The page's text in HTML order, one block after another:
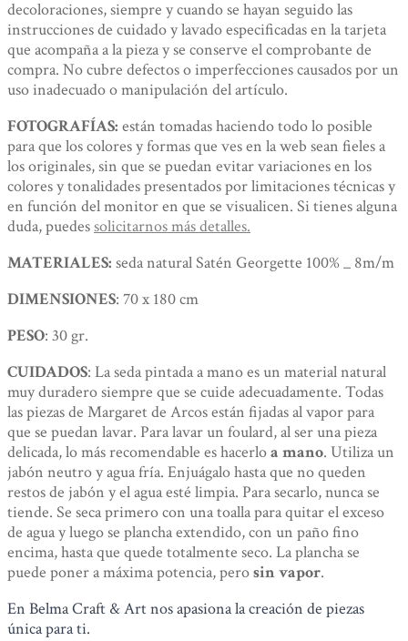
decoloraciones, siempre y cuando se hayan seguido las
instrucciones de cuidado y lavado especificadas en la tarjeta
que acompaña a la pieza y se conserve el comprobante de
compra. No cubre defectos o imperfecciones causados por un
uso inadecuado o manipulación del artículo.
FOTOGRAFÍAS: están tomadas haciendo todo lo posible
para que los colores y formas que ves en la web sean fieles a
los originales, sin que se puedan evitar variaciones en los
colores y tonalidades presentados por limitaciones técnicas y
en función del monitor en que se visualicen. Si tienes alguna
duda, puedessolicitarnos más detalles.
MATERIALES: seda natural Satén Georgette 100% _ 8m/m
DIMENSIONES: 70 x 180 cm
PESO: 30 gr.
CUIDADOS: La seda pintada a mano es un material natural
muy duradero siempre que se cuide adecuadamente. Todas
las piezas de Margaret de Arcos están fijadas al vapor para
que se puedan lavar. Para lavar un foulard, al ser una pieza
delicada, lo más recomendable es hacerloa mano. Utiliza un
jabón neutro y agua fría. Enjuágalo hasta que no queden
restos de jabón y el agua esté limpia. Para secarlo, nunca se
tiende. Se seca primero con una toalla para quitar el exceso
de agua y luego se plancha extendido, con un paño fino
encima, hasta que quede totalmente seco. La plancha se
puede poner a máxima potencia, perosin vapor.
En Belma Craft & Art nos apasiona la creación de piezas
única para ti.